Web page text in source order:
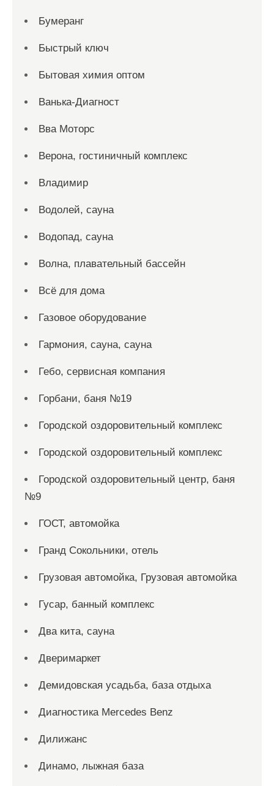
Бумеранг
Быстрый ключ
Бытовая химия оптом
Ванька-Диагност
Вва Моторс
Верона, гостиничный комплекс
Владимир
Водолей, сауна
Водопад, сауна
Волна, плавательный бассейн
Всё для дома
Газовое оборудование
Гармония, сауна, сауна
Гебо, сервисная компания
Горбани, баня №19
Городской оздоровительный комплекс
Городской оздоровительный комплекс
Городской оздоровительный центр, баня
№9
ГОСТ, автомойка
Гранд Сокольники, отель
Грузовая автомойка, Грузовая автомойка
Гусар, банный комплекс
Два кита, сауна
Дверимаркет
Демидовская усадьба, база отдыха
Диагностика Mercedes Benz
Дилижанс
Динамо, лыжная база